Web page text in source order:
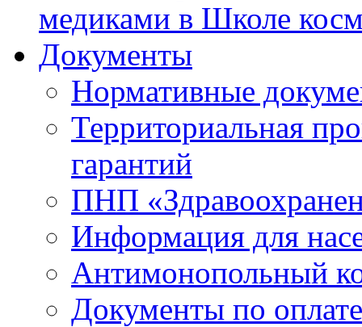
медиками в Школе
Документы
Нормативные
Территориальная
гарантий
ПНП
Информация для
Антимонопольный
Документы по